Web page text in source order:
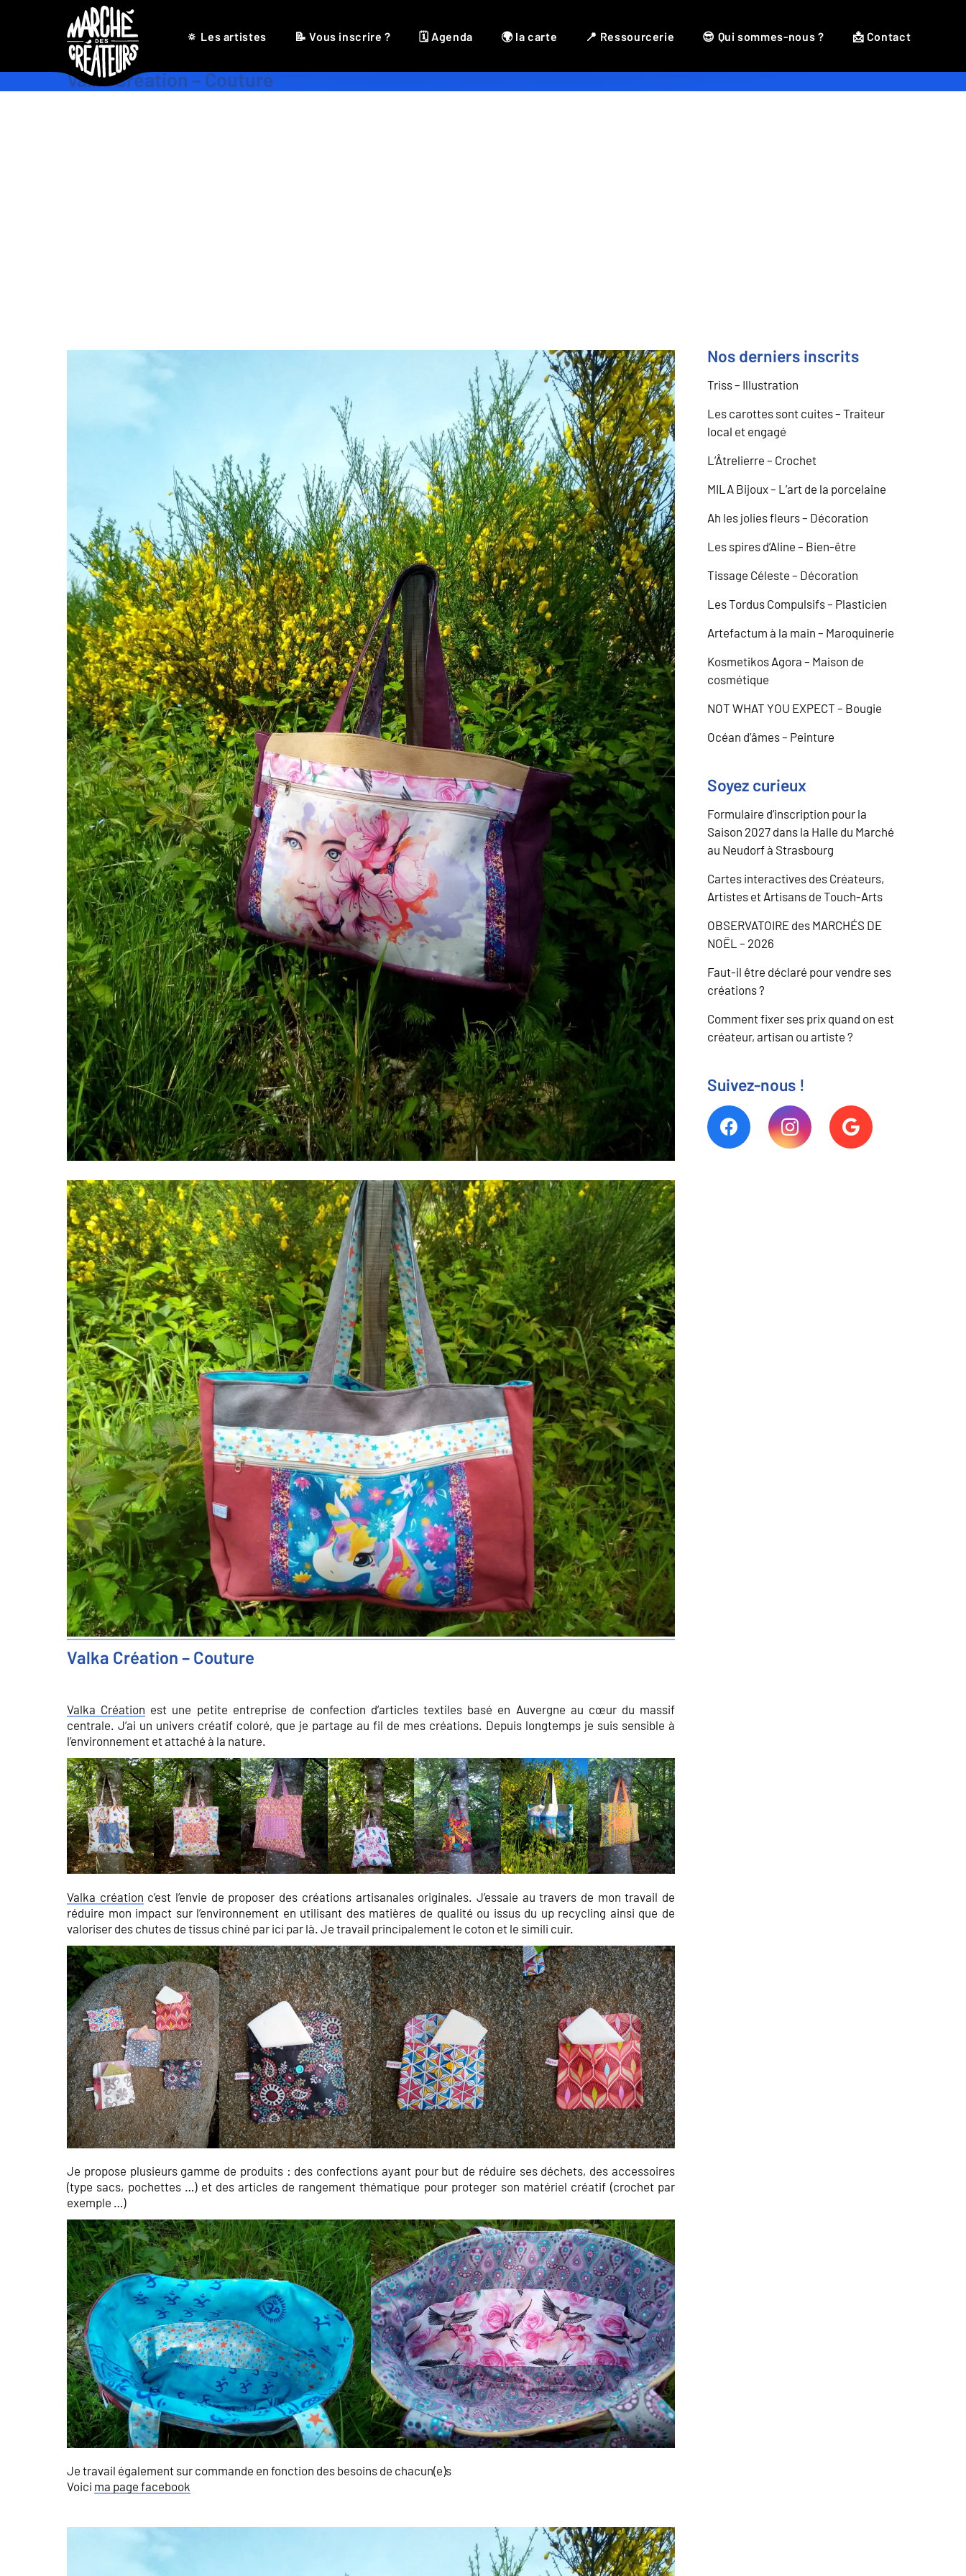
🔅 Les artistes 📝 Vous inscrire ? 🗓 Agenda 🌍 la carte 📍 Ressourcerie 😎 Qui sommes-nous ? 📩 Contact
Valka Création – Couture
Valka Création – Couture
Valka Création est une petite entreprise de confection d’articles textiles basé en Auvergne au cœur du massif
centrale. J’ai un univers créatif coloré, que je partage au fil de mes créations. Depuis longtemps je suis sensible à
l’environnement et attaché à la nature.
Valka création c’est l’envie de proposer des créations artisanales originales. J’essaie au travers de mon travail de
réduire mon impact sur l’environnement en utilisant des matières de qualité ou issus du up recycling ainsi que de
valoriser des chutes de tissus chiné par ici par là. Je travail principalement le coton et le simili cuir.
Je propose plusieurs gamme de produits : des confections ayant pour but de réduire ses déchets, des accessoires
(type sacs, pochettes …) et des articles de rangement thématique pour proteger son matériel créatif (crochet par
exemple …)
Je travail également sur commande en fonction des besoins de chacun(e)s
Voici ma page facebook
Nos derniers inscrits
Triss – Illustration
Les carottes sont cuites – Traiteur
local et engagé
L’Âtrelierre – Crochet
MILA Bijoux – L’art de la porcelaine
Ah les jolies fleurs – Décoration
Les spires d’Aline – Bien-être
Tissage Céleste – Décoration
Les Tordus Compulsifs – Plasticien
Artefactum à la main – Maroquinerie
Kosmetikos Agora – Maison de
cosmétique
NOT WHAT YOU EXPECT – Bougie
Océan d’âmes – Peinture
Soyez curieux
Formulaire d’inscription pour la
Saison 2027 dans la Halle du Marché
au Neudorf à Strasbourg
Cartes interactives des Créateurs,
Artistes et Artisans de Touch-Arts
OBSERVATOIRE des MARCHÉS DE
NOËL – 2026
Faut-il être déclaré pour vendre ses
créations ?
Comment fixer ses prix quand on est
créateur, artisan ou artiste ?
Suivez-nous !